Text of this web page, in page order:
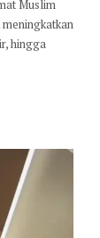
Muslim
hingga